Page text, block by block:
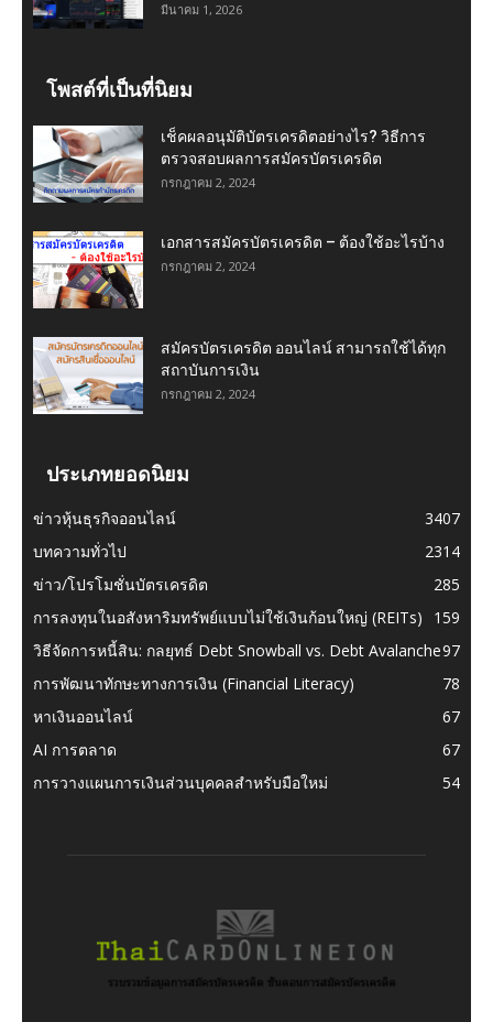
มีนาคม 1, 2026
โพสต์ที่เป็นที่นิยม
เช็คผลอนุมัติบัตรเครดิตอย่างไร? วิธีการ
ตรวจสอบผลการสมัครบัตรเครดิต
กรกฎาคม 2, 2024
เอกสารสมัครบัตรเครดิต – ต้องใช้อะไรบ้าง
กรกฎาคม 2, 2024
สมัครบัตรเครดิต ออนไลน์ สามารถใช้ได้ทุก
สถาบันการเงิน
กรกฎาคม 2, 2024
ประเภทยอดนิยม
ข่าวหุ้นธุรกิจออนไลน์
3407
บทความทั่วไป
2314
ข่าว/โปรโมชั่นบัตรเครดิต
285
การลงทุนในอสังหาริมทรัพย์แบบไม่ใช้เงินก้อนใหญ่ (REITs)
159
วิธีจัดการหนี้สิน: กลยุทธ์ Debt Snowball vs. Debt Avalanche97
การพัฒนาทักษะทางการเงิน (Financial Literacy)
78
หาเงินออนไลน์
67
AI การตลาด
67
การวางแผนการเงินส่วนบุคคลสำหรับมือใหม่
54